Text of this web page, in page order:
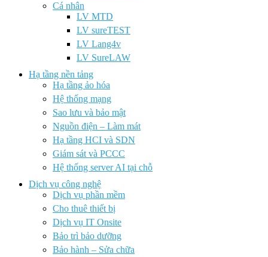
Cá nhân
LV MTD
LV sureTEST
LV Lang4v
LV SureLAW
Hạ tầng nền tảng
Hạ tầng ảo hóa
Hệ thống mạng
Sao lưu và bảo mật
Nguồn điện – Làm mát
Hạ tầng HCI và SDN
Giám sát và PCCC
Hệ thống server AI tại chỗ
Dịch vụ công nghệ
Dịch vụ phần mềm
Cho thuê thiết bị
Dịch vụ IT Onsite
Bảo trì bảo dưỡng
Bảo hành – Sửa chữa